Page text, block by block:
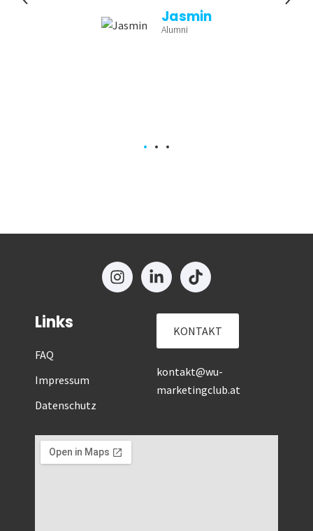
Jasmin
Alumni
Links
FAQ
Impressum
Datenschutz
KONTAKT
kontakt@wu-
marketingclub.at